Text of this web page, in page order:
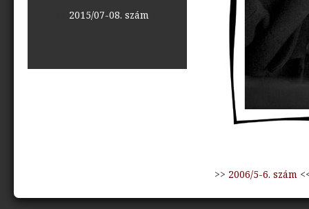
2015/07-08. szám>>
>> 2006/5-6. szám